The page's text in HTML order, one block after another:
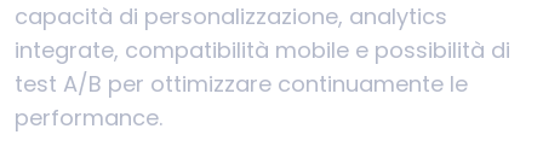
capacità di personalizzazione, analytics
integrate, compatibilità mobile e possibilità di
test A/B per ottimizzare continuamente le
performance.